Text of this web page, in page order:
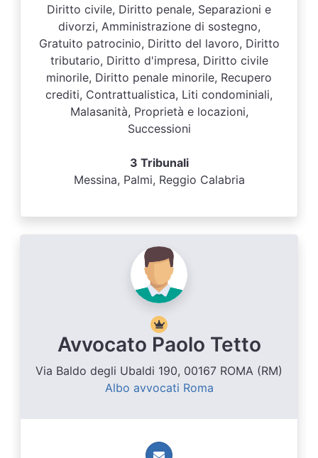
Diritto civile, Diritto penale, Separazioni e
divorzi, Amministrazione di sostegno,
Gratuito patrocinio, Diritto del lavoro, Diritto
tributario, Diritto d'impresa, Diritto civile
minorile, Diritto penale minorile, Recupero
crediti, Contrattualistica, Liti condominiali,
Malasanità, Proprietà e locazioni,
Successioni
3 Tribunali
Messina, Palmi, Reggio Calabria
Avvocato Paolo Tetto
Via Baldo degli Ubaldi 190, 00167 ROMA (RM)
Albo avvocati Roma